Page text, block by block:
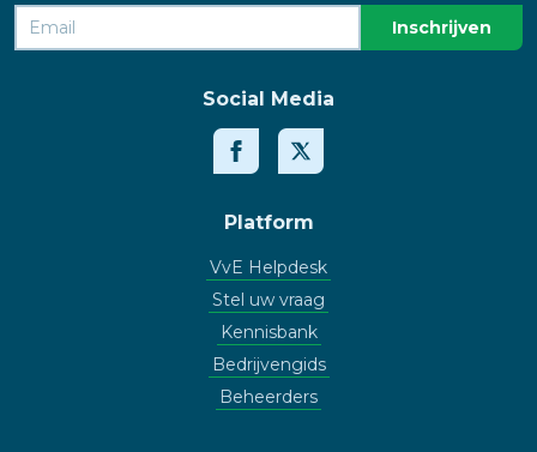
Social Media
Platform
VvE Helpdesk
Stel uw vraag
Kennisbank
Bedrijvengids
Beheerders